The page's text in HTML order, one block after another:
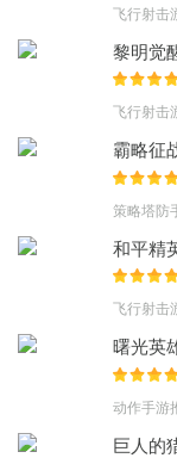
飞行射击
黎明觉
飞行射击
霸略征
策略塔防
和平精
飞行射击
曙光英
动作手游
巨人的